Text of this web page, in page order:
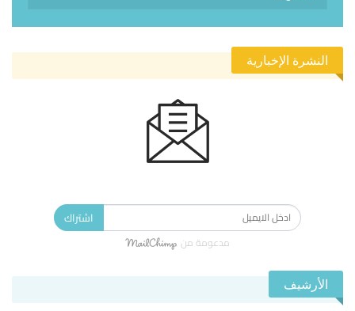
النشرة الإخبارية
اشتراك
مدعومة من
الأرشيف